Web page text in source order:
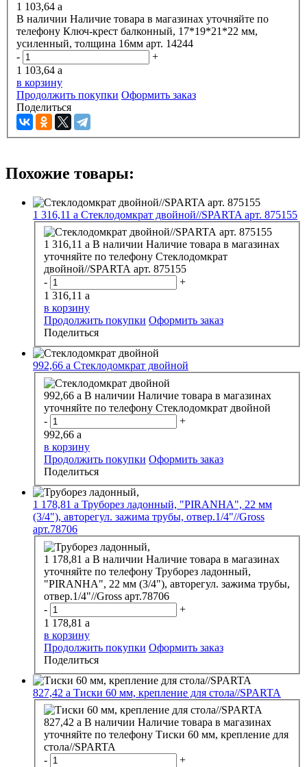
1 103,64 a
В наличии Наличие товара в магазинах уточняйте по
телефону Ключ-крест балконный, 17*19*21*22 мм,
усиленный, толщина 16мм арт. 14244
-
+
1 103,64 a
в корзину
Продолжить покупки Оформить заказ
Поделиться
Похожие товары:
1 316,11 a Стеклодомкрат двойной//SPARTA арт. 875155
1 316,11 a В наличии Наличие товара в магазинах
уточняйте по телефону Стеклодомкрат
двойной//SPARTA арт. 875155
-
+
1 316,11 a
в корзину
Продолжить покупки Оформить заказ
Поделиться
992,66 a Стеклодомкрат двойной
992,66 a В наличии Наличие товара в магазинах
уточняйте по телефону Стеклодомкрат двойной
-
+
992,66 a
в корзину
Продолжить покупки Оформить заказ
Поделиться
1 178,81 a Труборез ладонный, "PIRANHA", 22 мм
(3/4"), авторегул. зажима трубы, отвер.1/4"//Gross
арт.78706
1 178,81 a В наличии Наличие товара в магазинах
уточняйте по телефону Труборез ладонный,
"PIRANHA", 22 мм (3/4"), авторегул. зажима трубы,
отвер.1/4"//Gross арт.78706
-
+
1 178,81 a
в корзину
Продолжить покупки Оформить заказ
Поделиться
827,42 a Тиски 60 мм, крепление для стола//SPARTA
827,42 a В наличии Наличие товара в магазинах
уточняйте по телефону Тиски 60 мм, крепление для
стола//SPARTA
-
+